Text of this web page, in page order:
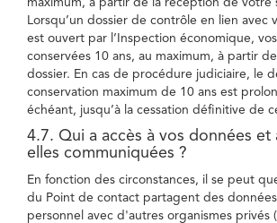
maximum, à partir de la réception de votre
Lorsqu’un dossier de contrôle en lien avec
est ouvert par l’Inspection économique,
conservées 10 ans, au maximum, à partir
dossier. En cas de procédure judiciaire, le
conservation maximum de 10 ans est
échéant, jusqu’à la cessation définitive de
4.7. Qui a accès à vos données et
elles communiquées ?
En fonction des circonstances, il se peut
du Point de contact partagent des
personnel avec d'autres organismes privés